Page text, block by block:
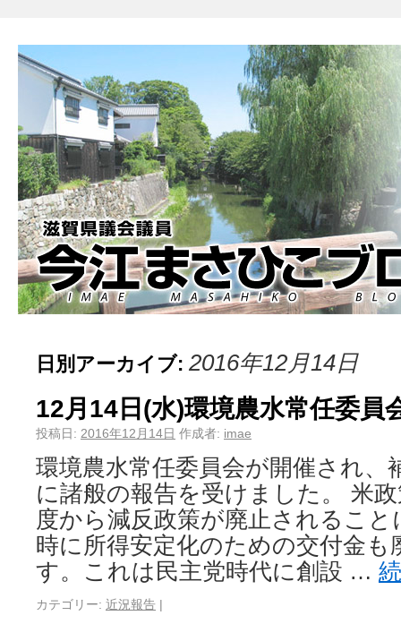
日別アーカイブ: 2016年12月14日
12月14日(水)環境農水常任委員
投稿日: 2016年12月14日 作成者: imae
環境農水常任委員会が開催され、
に諸般の報告を受けました。 米
度から減反政策が廃止されるこ
時に所得安定化のための交付金
す。これは民主党時代に創設 …
カテゴリー: 近況報告 |